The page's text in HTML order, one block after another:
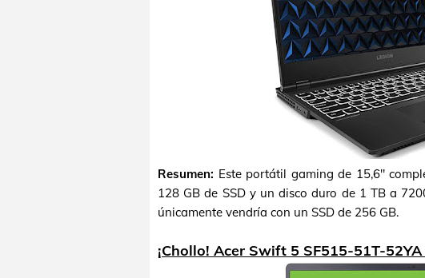
Resumen: Este portátil gaming de 15,6"
128 GB de SSD y un disco duro de 1 TB a
únicamente vendría con un SSD de 256 GB.
¡Chollo! Acer Swift 5 SF515-51T-